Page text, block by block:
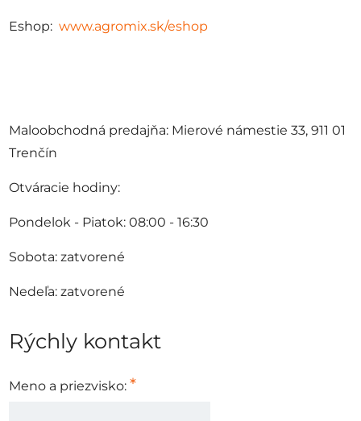
Eshop: www.agromix.sk/eshop
Maloobchodná predajňa: Mierové námestie 33, 911 01
Trenčín
Otváracie hodiny:
Pondelok - Piatok: 08:00 - 16:30
Sobota: zatvorené
Nedeľa: zatvorené
Rýchly kontakt
Meno a priezvisko: *